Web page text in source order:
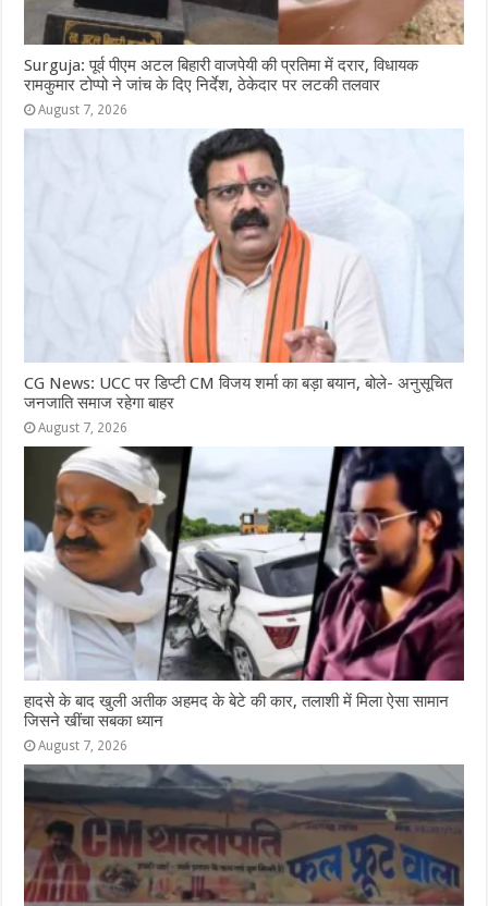
Surguja: पूर्व पीएम अटल बिहारी वाजपेयी की प्रतिमा में दरार, विधायक
रामकुमार टोप्पो ने जांच के दिए निर्देश, ठेकेदार पर लटकी तलवार
August 7, 2026
CG News: UCC पर डिप्टी CM विजय शर्मा का बड़ा बयान, बोले- अनुसूचित
जनजाति समाज रहेगा बाहर
August 7, 2026
हादसे के बाद खुली अतीक अहमद के बेटे की कार, तलाशी में मिला ऐसा सामान
जिसने खींचा सबका ध्यान
August 7, 2026